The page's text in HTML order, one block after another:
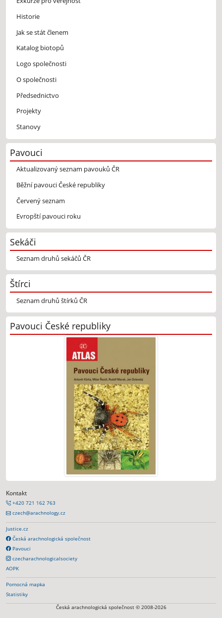
Historie
Jak se stát členem
Katalog biotopů
Logo společnosti
O společnosti
Předsednictvo
Projekty
Stanovy
Pavouci
Aktualizovaný seznam pavouků ČR
Běžní pavouci České republiky
Červený seznam
Evropští pavouci roku
Sekáči
Seznam druhů sekáčů ČR
Štírci
Seznam druhů štírků ČR
Pavouci České republiky
Kontakt
+420 721 162 763
czech@arachnology.cz
Justice.cz
Česká arachnologická společnost
Pavouci
czecharachnologicalsociety
AOPK
Pomocná mapka
Statistiky
Česká arachnologická společnost © 2008-2026